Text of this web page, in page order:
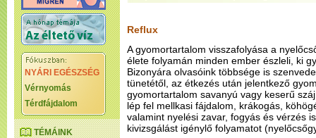
NYÁRI EGÉSZSÉG
Vérnyomás
Térdfájdalom
TÉMÁINK
Reflux
A gyomortartalom visszafolyása a
élete folyamán minden ember észleli, ki
Bizonyára olvasóink többsége is
tünetétől, az étkezés után jelentkező
gyomortartalom savanyú vagy keserű
lép fel mellkasi fájdalom, krákogás,
valamint nyelési zavar, fogyás és vérzés
kivizsgálást igénylő folyamatot